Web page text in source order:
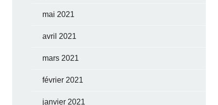
mai 2021
avril 2021
mars 2021
février 2021
janvier 2021